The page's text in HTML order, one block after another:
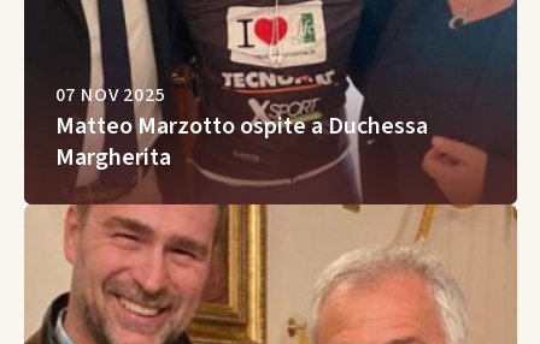
07 NOV 2025
Matteo Marzotto ospite a Duchessa
Margherita